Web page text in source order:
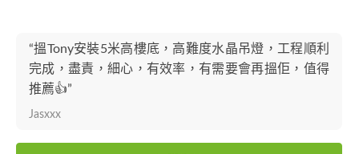
“搵Tony安裝5米高樓底，高難度水晶吊燈，工程順利
完成，盡責，細心，有效率，有需要會再搵佢，值得
推薦👍”
Jasxxx